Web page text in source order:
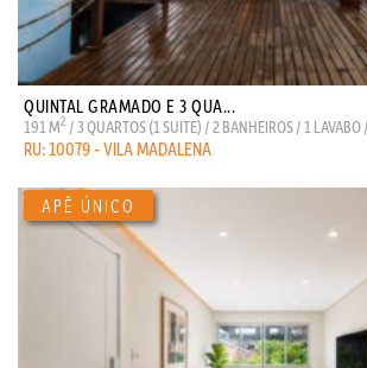
QUINTAL GRAMADO E 3 QUA...
191 M2 / 3 QUARTOS (1 SUITE) / 2 BANHEIROS / 1 LAVABO
RU: 10079 - VILA MADALENA